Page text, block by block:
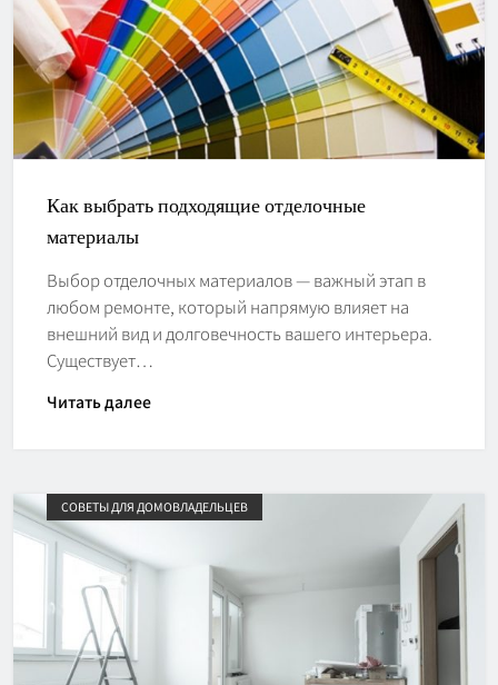
Как выбрать подходящие отделочные
материалы
Выбор отделочных материалов — важный этап в
любом ремонте, который напрямую влияет на
внешний вид и долговечность вашего интерьера.
Существует…
Читать далее
СОВЕТЫ ДЛЯ ДОМОВЛАДЕЛЬЦЕВ